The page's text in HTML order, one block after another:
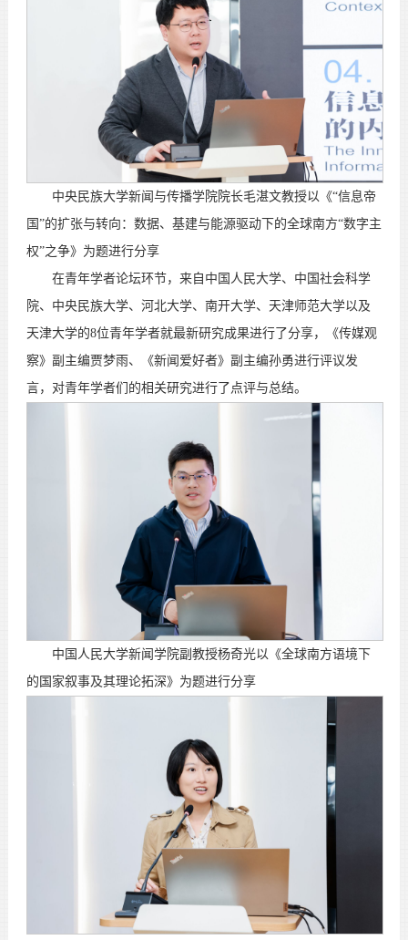
中央民族大学新闻与传播学院院长毛湛文教授以《“信息帝
国”的扩张与转向：数据、基建与能源驱动下的全球南方“数字主
权”之争》为题进行分享
在青年学者论坛环节，来自中国人民大学、中国社会科学
院、中央民族大学、河北大学、南开大学、天津师范大学以及
天津大学的8位青年学者就最新研究成果进行了分享，《传媒观
察》副主编贾梦雨、《新闻爱好者》副主编孙勇进行评议发
言，对青年学者们的相关研究进行了点评与总结。
中国人民大学新闻学院副教授杨奇光以《全球南方语境下
的国家叙事及其理论拓深》为题进行分享